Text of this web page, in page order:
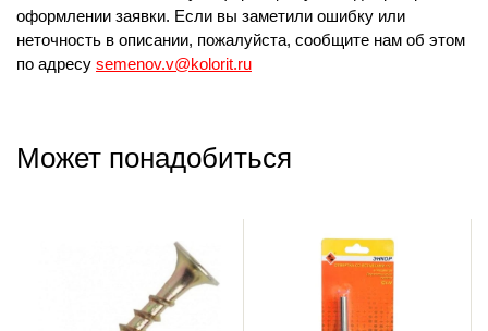
оформлении заявки. Если вы заметили ошибку или
неточность в описании, пожалуйста, сообщите нам об этом
по адресу semenov.v@kolorit.ru
Может понадобиться